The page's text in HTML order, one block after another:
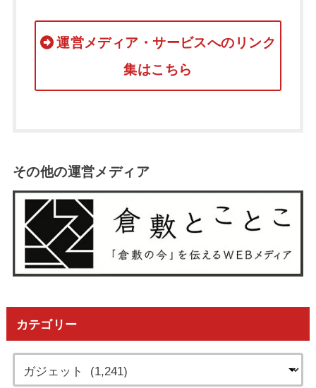
運営メディア・サービスへのリンク
集はこちら
その他の運営メディア
カテゴリー